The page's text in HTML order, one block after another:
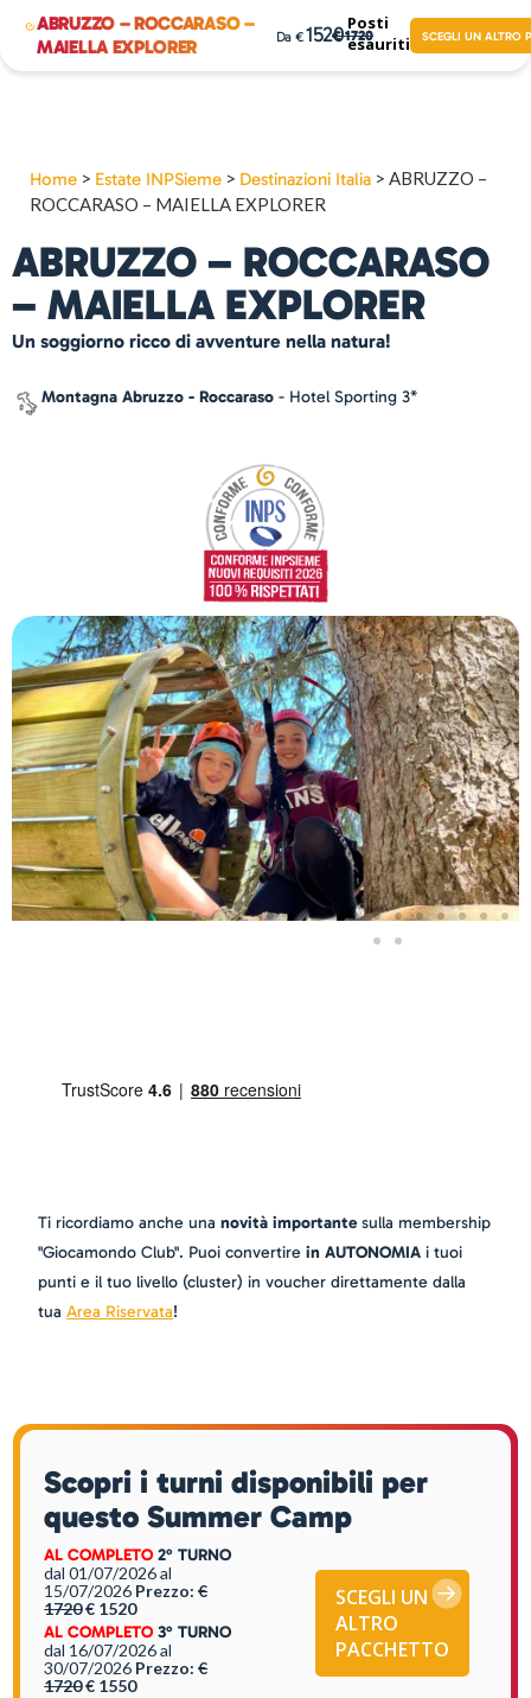
ABRUZZO – ROCCARASO –
MAIELLA EXPLORER
15201720
Posti
esauriti!
SCEGLI UN ALTRO
Home > Estate INPSieme > Destinazioni Italia > ABRUZZO –
ROCCARASO – MAIELLA EXPLORER
ABRUZZO – ROCCARASO
– MAIELLA EXPLORER
Un soggiorno ricco di avventure nella natura!
Montagna Abruzzo - Roccaraso - Hotel Sporting 3*
Ti ricordiamo anche una novità importantesulla membership
"Giocamondo Club". Puoi convertire in AUTONOMIA i tuoi
punti e il tuo livello (cluster) in voucher direttamente dalla
tua Area Riservata!
Scopri i turni disponibili per
questo Summer Camp
AL COMPLETO 2° TURNO
dal 01/07/2026al
15/07/2026 Prezzo:€
1720€ 1520
AL COMPLETO 3° TURNO
dal 16/07/2026al
30/07/2026 Prezzo:€
1720€ 1550
SCEGLI UN
ALTRO
PACCHETTO